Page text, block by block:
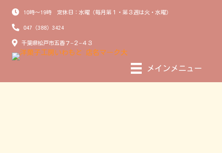
10時～19時 定休日：水曜（毎月第１・第３週は火・水曜）
047（388）3424
千葉県松戸市五香７−２−４３
メインメニュー